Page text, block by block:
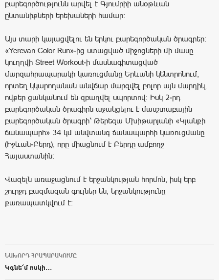
բարեգործությունն արվել է Գյումրիի անօթևան
ընտանիքների երեխաների համար:
Այս տարի կայացվելու են երկու բարեգործական ծրագրեր:
«Yerevan Color Run»-ից ստացված միջոցների մի մասը
կուղղվի Street Workout-ի մասնագիտացված
մարզահրապարակի կառուցմանը Երևանի կենտրոնում,
որտեղ կկարողանան անվճար մարզվել բոլոր այն մարդիկ,
ովքեր ցանկանում են զբաղվել սպորտով: Իսկ 2-րդ
բարեգործական ծրագիրն աջակցելու է մասշտաբային
բարեգործական ծրագրի՝ Թերեզա Մխիթարյանի «Կյանքի
ճանապարհ» 34 կմ անվտանգ ճանապարհի կառուցմանը
(Իջևան-Բերդ), որը միացնում է Բերդը ամբողջ
Հայաստանին:
Վազելն առաջացնում է երջանկության հորմոն, իսկ երբ
շուրջդ բազմազան գույներ են, երջանկությունը
քառապատկվում է:
Post navigation
ՆԱԽՈՐԴ ՀՐԱՊԱՐԱԿՈՒՄԸ
Կգնե՜մ ոսկի…